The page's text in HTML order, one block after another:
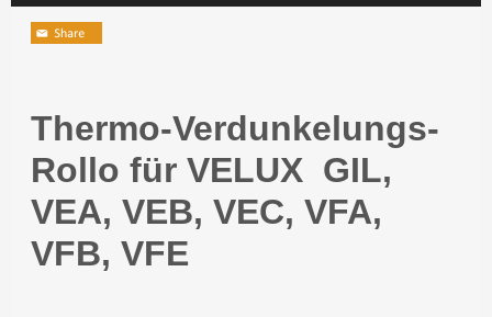
Thermo-Verdunkelungs-
Rollo für VELUX GIL,
VEA, VEB, VEC, VFA,
VFB, VFE